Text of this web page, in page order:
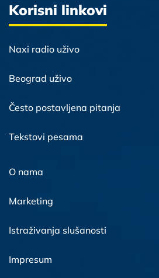
Korisni linkovi
Naxi radio uživo
Beograd uživo
Često postavljena pitanja
Tekstovi pesama
O nama
Marketing
Istraživanja slušanosti
Impresum